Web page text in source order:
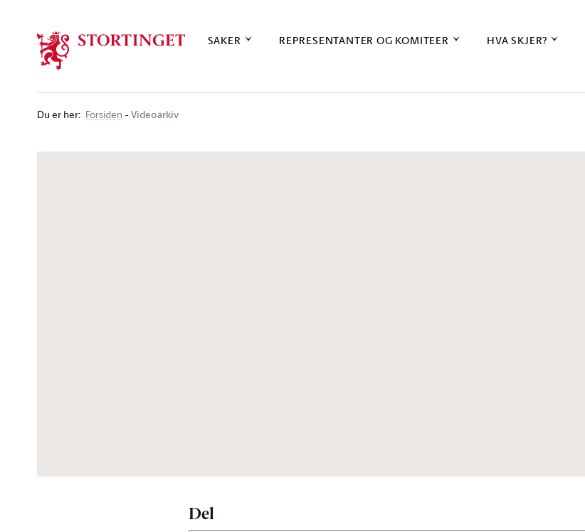
SAKER REPRESENTANTER OG KOMITEER HVA SKJER?
Du er her: Forsiden Videoarkiv
Del